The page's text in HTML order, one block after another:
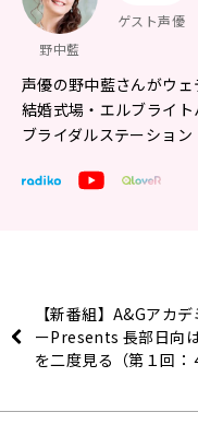
野中藍
ゲスト声優
声優の野中藍さんがウ
結婚式場・エルブライ
ブライダルステーショ
【新番組】A&Gアカデ
ーPresents 長部日向
を二度見る（第１回：